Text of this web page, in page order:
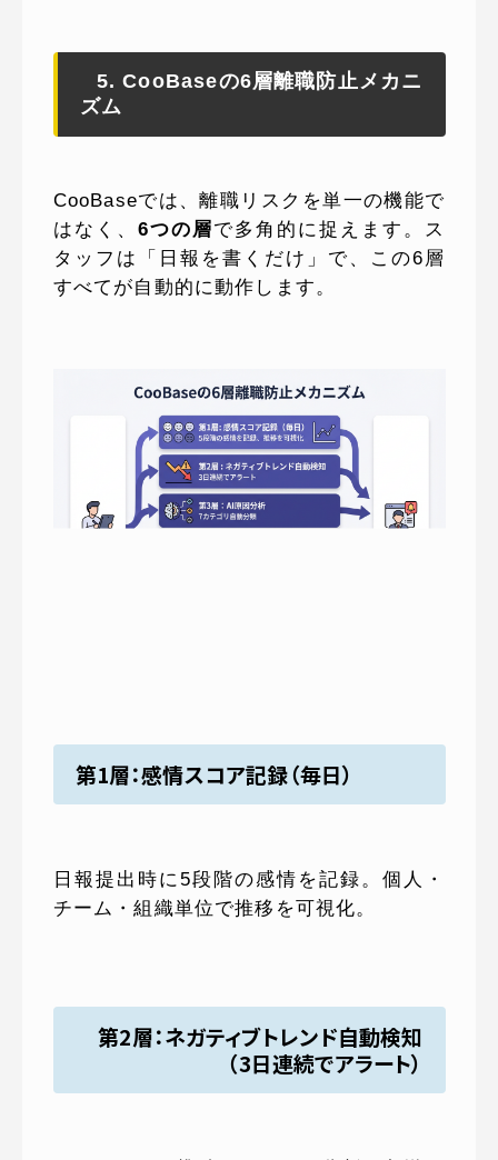
5. CooBaseの6層離職防止メカニ
ズム
CooBaseでは、離職リスクを単一の機能で
はなく、 6つの層で多角的に捉えます。ス
タッフは「日報を書くだけ」で、この6層
すべてが自動的に動作します。
第1層：感情スコア記録（毎日）
日報提出時に5段階の感情を記録。個人・
チーム・組織単位で推移を可視化。
第2層：ネガティブトレンド自動検知
（3日連続でアラート）